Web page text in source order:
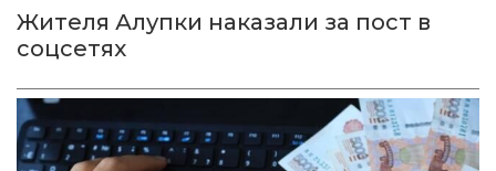
Жителя Алупки наказали за пост в
соцсетях